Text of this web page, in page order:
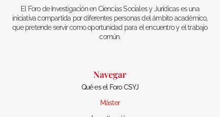
El Foro de Investigación en Ciencias Sociales y Jurídicas es una
iniciativa compartida por diferentes personas del ámbito académico,
que pretende servir como oportunidad para el encuentro y el trabajo
común.
Navegar
Qué es el Foro CSYJ
Máster